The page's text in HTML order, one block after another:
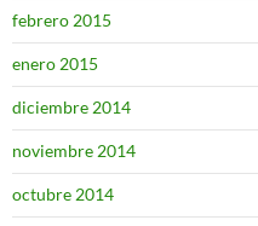
febrero 2015
enero 2015
diciembre 2014
noviembre 2014
octubre 2014